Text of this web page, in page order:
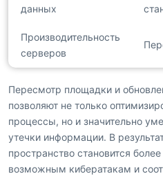
данных
Производительность
серверов
Пересмотр площадки и
позволяют не только
процессы, но и значительно
утечки информации. В
пространство становится
возможным кибератакам и